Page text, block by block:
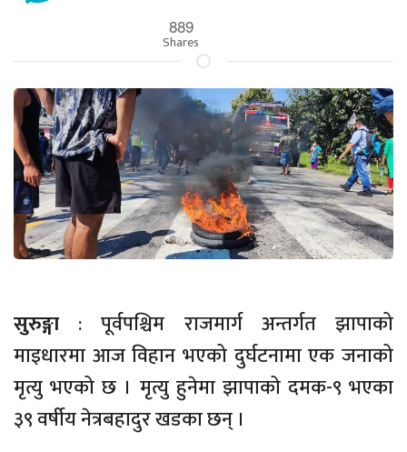
889
Shares
सुरुङ्गा : पूर्वपश्चिम राजमार्ग अन्तर्गत झापाको
माइधारमा आज विहान भएको दुर्घटनामा एक जनाको
मृत्यु भएको छ । मृत्यु हुनेमा झापाको दमक-९ भएका
३९ वर्षीय नेत्रबहादुर खडका छन् ।